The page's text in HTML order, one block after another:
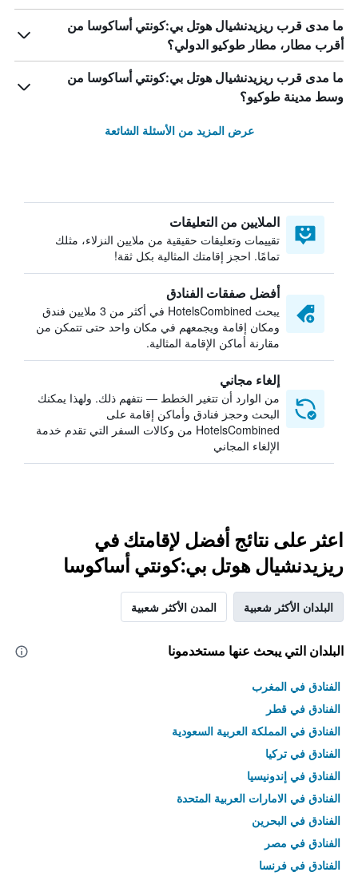
ما مدى قرب ريزيدنشيال هوتل بي:كونتي أساكوسا من
أقرب مطار، مطار طوكيو الدولي؟
ما مدى قرب ريزيدنشيال هوتل بي:كونتي أساكوسا من
وسط مدينة طوكيو؟
عرض المزيد من الأسئلة الشائعة
الملايين من التعليقات
تقييمات وتعليقات حقيقية من ملايين النزلاء، مثلك
تمامًا. احجز إقامتك المثالية بكل ثقة!
أفضل صفقات الفنادق
يبحث HotelsCombined في أكثر من 3 ملايين فندق
ومكان إقامة ويجمعهم في مكان واحد حتى تتمكن من
مقارنة أماكن الإقامة المثالية.
إلغاء مجاني
من الوارد أن تتغير الخطط — نتفهم ذلك. ولهذا يمكنك
البحث وحجز فنادق وأماكن إقامة على
HotelsCombined من وكالات السفر التي تقدم خدمة
الإلغاء المجاني
اعثر على نتائج أفضل لإقامتك في
ريزيدنشيال هوتل بي:كونتي أساكوسا
البلدان الأكثر شعبية المدن الأكثر شعبية
البلدان التي يبحث عنها مستخدمونا
الفنادق في المغرب
الفنادق في قطر
الفنادق في المملكة العربية السعودية
الفنادق في تركيا
الفنادق في إندونيسيا
الفنادق في الامارات العربية المتحدة
الفنادق في البحرين
الفنادق في مصر
الفنادق في فرنسا